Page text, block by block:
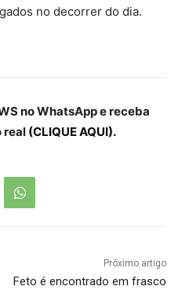
no decorrer do dia.
no WhatsApp e receba
real (CLIQUE AQUI).
Próximo artigo
Feto é encontrado em frasco